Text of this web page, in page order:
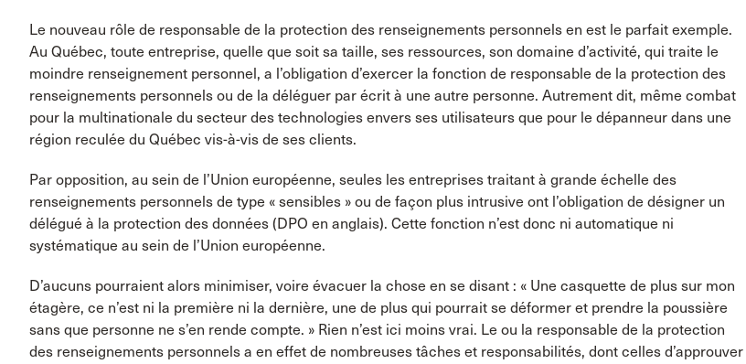
Le nouveau rôle de responsable de la protection des renseignements personnels en est le parfait exemple.
Au Québec, toute entreprise, quelle que soit sa taille, ses ressources, son domaine d’activité, qui traite le
moindre renseignement personnel, a l’obligation d’exercer la fonction de responsable de la protection des
renseignements personnels ou de la déléguer par écrit à une autre personne. Autrement dit, même combat
pour la multinationale du secteur des technologies envers ses utilisateurs que pour le dépanneur dans une
région reculée du Québec vis-à-vis de ses clients.
Par opposition, au sein de l’Union européenne, seules les entreprises traitant à grande échelle des
renseignements personnels de type « sensibles » ou de façon plus intrusive ont l’obligation de désigner un
délégué à la protection des données (DPO en anglais). Cette fonction n’est donc ni automatique ni
systématique au sein de l’Union européenne.
D’aucuns pourraient alors minimiser, voire évacuer la chose en se disant : « Une casquette de plus sur mon
étagère, ce n’est ni la première ni la dernière, une de plus qui pourrait se déformer et prendre la poussière
sans que personne ne s’en rende compte. » Rien n’est ici moins vrai. Le ou la responsable de la protection
des renseignements personnels a en effet de nombreuses tâches et responsabilités, dont celles d’approuver